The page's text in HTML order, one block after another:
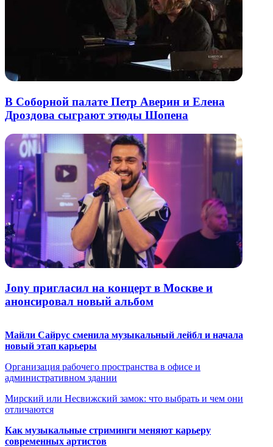
В Соборной палате Петр Аверин и Елена
Дроздова сыграют этюды Шопена
Jony пригласил на концерт в Москве и
анонсировал новый альбом
Майли Сайрус сменила музыкальный лейбл и начала
новый этап карьеры
Организация рабочего пространства в офисе и
административном здании
Мирский или Несвижский замок: что выбрать и чем они
отличаются
Как музыкальные стриминги меняют карьеру
современных артистов